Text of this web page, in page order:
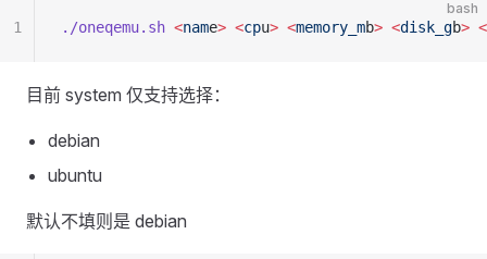
bash
./oneqemu.sh <name> <cpu> <memory_mb> <disk_gb> <
1
目前 system 仅支持选择：
debian
ubuntu
默认不填则是 debian